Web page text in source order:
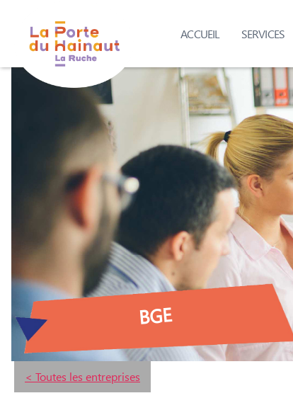
ACCUEIL SERVICES
BGE
< Toutes les entreprises